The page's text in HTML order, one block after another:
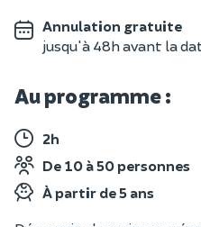
Annulation gratuite
jusqu'à 48h avant la
Au programme :
2h
De 10 à 50 personnes
À partir de 5 ans